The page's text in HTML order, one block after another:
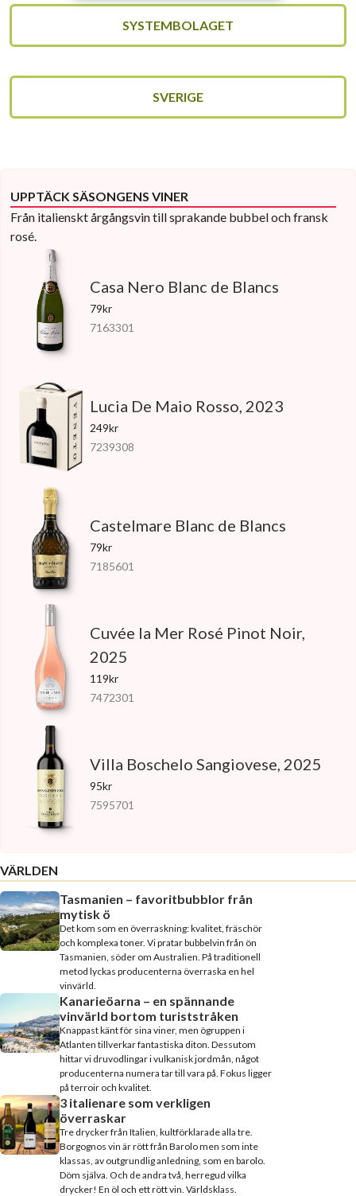
SYSTEMBOLAGET
SVERIGE
UPPTÄCK SÄSONGENS VINER
Från italienskt årgångsvin till sprakande bubbel och fransk
rosé.
Casa Nero Blanc de Blancs
79kr
7163301
Lucia De Maio Rosso, 2023
249kr
7239308
Castelmare Blanc de Blancs
79kr
7185601
Cuvée la Mer Rosé Pinot Noir,
2025
119kr
7472301
Villa Boschelo Sangiovese, 2025
95kr
7595701
VÄRLDEN
Tasmanien – favoritbubblor från
mytisk ö
Det kom som en överraskning: kvalitet, fräschör
och komplexa toner. Vi pratar bubbelvin från ön
Tasmanien, söder om Australien. På traditionell
metod lyckas producenterna överraska en hel
vinvärld.
Kanarieöarna – en spännande
vinvärld bortom turiststråken
Knappast känt för sina viner, men ögruppen i
Atlanten tillverkar fantastiska diton. Dessutom
hittar vi druvodlingar i vulkanisk jordmån, något
producenterna numera tar till vara på. Fokus ligger
på terroir och kvalitet.
3 italienare som verkligen
överraskar
Tre drycker från Italien, kultförklarade alla tre.
Borgognos vin är rött från Barolo men som inte
klassas, av outgrundlig anledning, som en barolo.
Döm själva. Och de andra två, herregud vilka
drycker! En öl och ett rött vin. Världsklass.